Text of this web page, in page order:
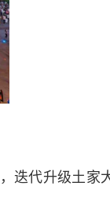
迭代升级土家